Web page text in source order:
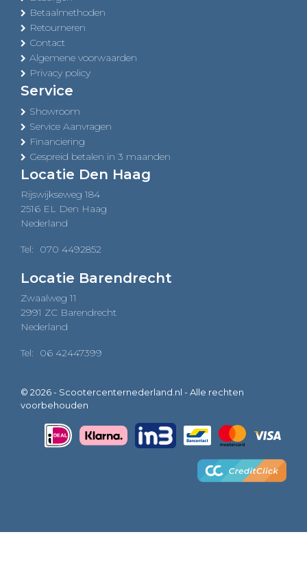
Betaalmethoden
Retourneren
Contact
Algemene voorwaarden
Privacy policy
Service
Showroom
Service Aanvragen
Financiering
Gespreid betalen in 3 maanden
Locatie Den Haag
Rijswijkseweg 184
2516 EL Den Haag
Nederland
Tel: 070 4492852
Locatie Barendrecht
Zwaalweg 11
2991 ZC Barendrecht
Nederland
Tel: 06 42447399
© 2026 - Scootercenternederland.nl - Alle rechten
voorbehouden